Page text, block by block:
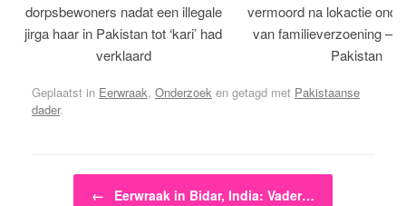
dorpsbewoners nadat een illegale
jirga haar in Pakistan tot ‘kari’ had
verklaard
vermoord na lokactie
van familieverzoening –
Pakistan
Geplaatst in Eerwraak, Onderzoek en getagd met Pakistaanse
dader.
Bericht navigatie
← Eerwraak in Bidar, India: Vader…